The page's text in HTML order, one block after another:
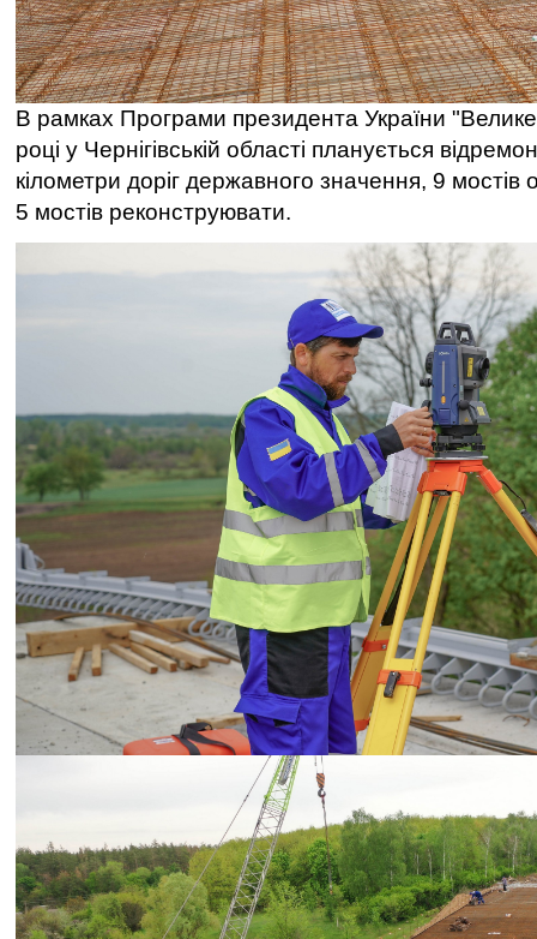
В рамках Програми президента України
році у Чернігівській області планується
кілометри доріг державного значення, 9 мостів
5 мостів реконструювати.